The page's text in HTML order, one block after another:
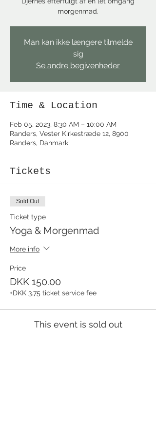
morgenmad.
Man kan ikke længere tilmelde
sig
Se andre begivenheder
Time & Location
Feb 05, 2023, 8:30 AM – 10:00 AM
Randers, Vester Kirkestræde 12, 8900
Randers, Danmark
Tickets
Sold Out
Ticket type
Yoga & Morgenmad
More info
Price
DKK 150.00
+DKK 3.75 ticket service fee
This event is sold out